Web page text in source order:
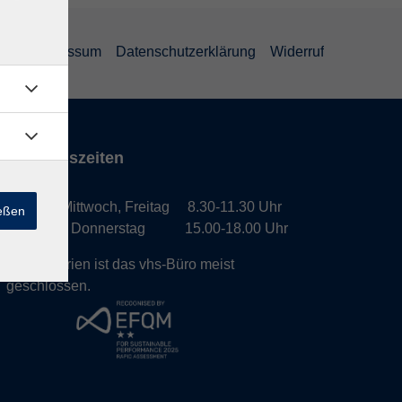
Impressum Datenschutzerklärung Widerruf
Öffnungszeiten
Montag, Mittwoch, Freitag 8.30-11.30 Uhr
Dienstag, Donnerstag 15.00-18.00 Uhr
In den Ferien ist das vhs-Büro meist
geschlossen.